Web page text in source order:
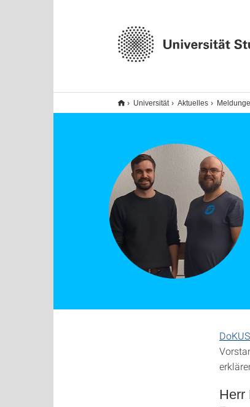
Universität Aktuelles
DoKUS
Herr